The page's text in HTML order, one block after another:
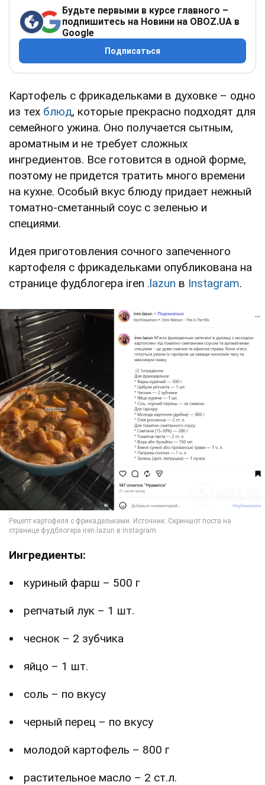
Будьте первыми в курсе главного –
подпишитесь на Новини на OBOZ.UA в
Google
Подписаться
Картофель с фрикадельками в духовке – одно
из тех блюд, которые прекрасно подходят для
семейного ужина. Оно получается сытным,
ароматным и не требует сложных
ингредиентов. Все готовится в одной форме,
поэтому не придется тратить много времени
на кухне. Особый вкус блюду придает нежный
томатно-сметанный соус с зеленью и
специями.
Идея приготовления сочного запеченного
картофеля с фрикадельками опубликована на
странице фудблогера iren .lazun в Instagram.
Ингредиенты:
куриный фарш – 500 г
репчатый лук – 1 шт.
чеснок – 2 зубчика
яйцо – 1 шт.
соль – по вкусу
черный перец – по вкусу
молодой картофель – 800 г
растительное масло – 2 ст.л.